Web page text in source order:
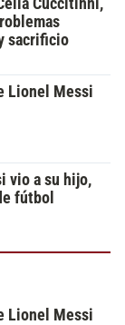
sacrificio
Lionel Messi
vio a su hijo,
fútbol
Lionel Messi